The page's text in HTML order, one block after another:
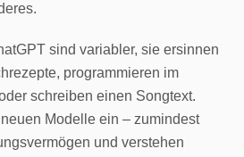
sind variabler, sie ersinnen
programmieren im
schreiben einen Songtext.
Modelle ein – zumindest
und verstehen